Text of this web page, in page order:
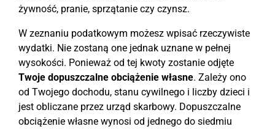
żywność, pranie, sprzątanie czy czynsz.
W zeznaniu podatkowym możesz wpisać rzeczywiste
wydatki. Nie zostaną one jednak uznane w pełnej
wysokości. Ponieważ od tej kwoty zostanie odjęte
Twoje dopuszczalne obciążenie własne. Zależy ono
od Twojego dochodu, stanu cywilnego i liczby dzieci i
jest obliczane przez urząd skarbowy. Dopuszczalne
obciążenie własne wynosi od jednego do siedmiu